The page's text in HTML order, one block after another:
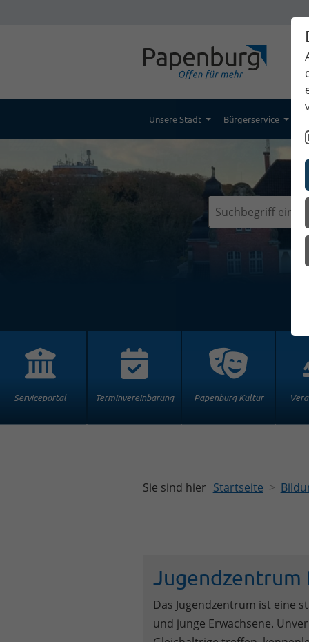
Unsere Stadt Bürgerservice
Serviceportal Terminvereinbarung Papenburg Kultur
Sie sind hier Startseite
Jugendzentrum
Das Jugendzentrum ist eine
und junge Erwachsene.